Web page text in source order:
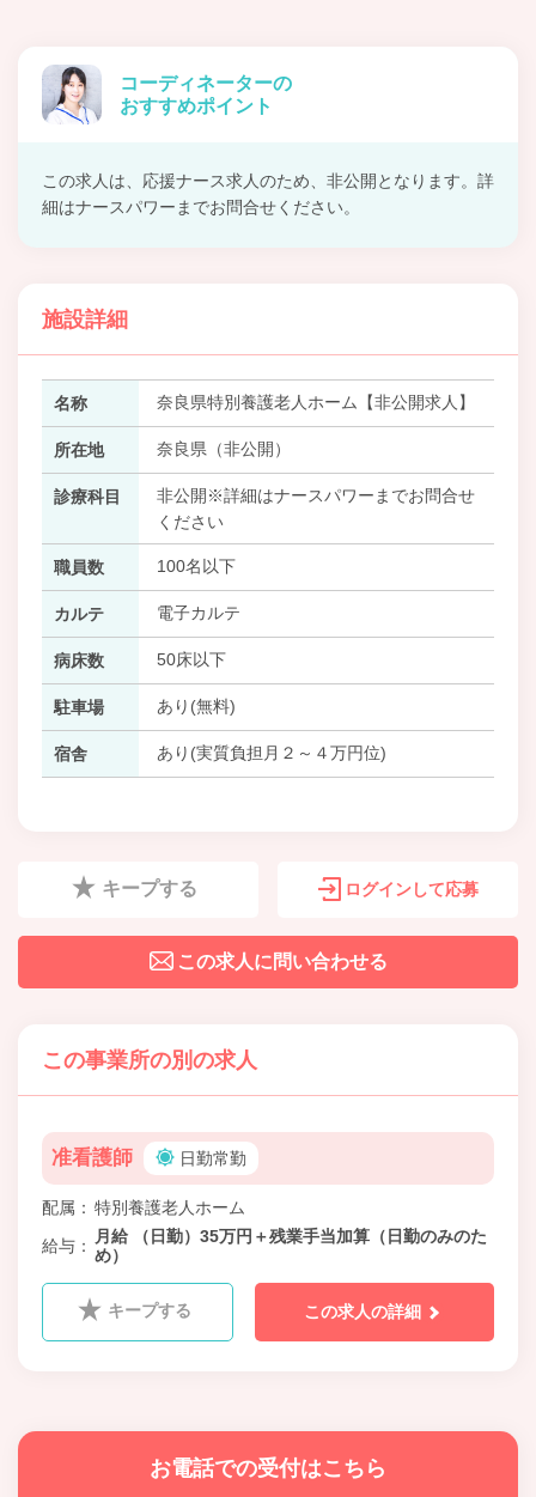
コーディネーターの
おすすめポイント
この求人は、応援ナース求人のため、非公開となります。詳
細はナースパワーまでお問合せください。
施設詳細
名称 奈良県特別養護老人ホーム【非公開求人】
所在地 奈良県（非公開）
診療科目
非公開※詳細はナースパワーまでお問合せ
ください
職員数 100名以下
カルテ 電子カルテ
病床数 50床以下
駐車場 あり(無料)
宿舎 あり(実質負担月２～４万円位)
キープする ログインして応募
この求人に問い合わせる
この事業所の別の求人
准看護師 日勤常勤
配属
特別養護老人ホーム
給与
月給 （日勤）35万円＋残業手当加算（日勤のみのた
め）
キープする この求人の詳細
お電話での受付はこちら